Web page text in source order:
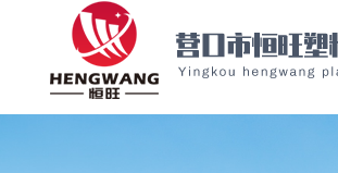
Warning: file_put_contents(/home/